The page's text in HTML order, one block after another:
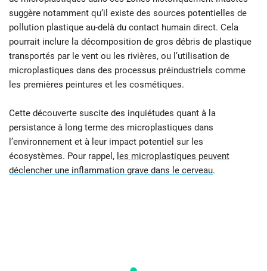
suggère notamment qu’il existe des sources potentielles de
pollution plastique au-delà du contact humain direct. Cela
pourrait inclure la décomposition de gros débris de plastique
transportés par le vent ou les rivières, ou l’utilisation de
microplastiques dans des processus préindustriels comme
les premières peintures et les cosmétiques.
Cette découverte suscite des inquiétudes quant à la
persistance à long terme des microplastiques dans
l’environnement et à leur impact potentiel sur les
écosystèmes. Pour rappel, les microplastiques peuvent
déclencher une inflammation grave dans le cerveau.